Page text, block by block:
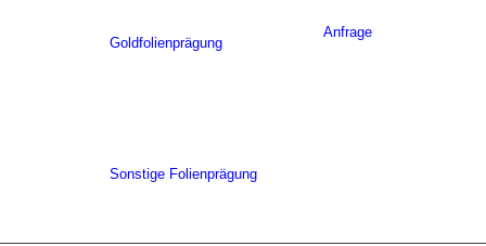
Goldfolienprägung
Sonstige Folienprägung
Anfrage